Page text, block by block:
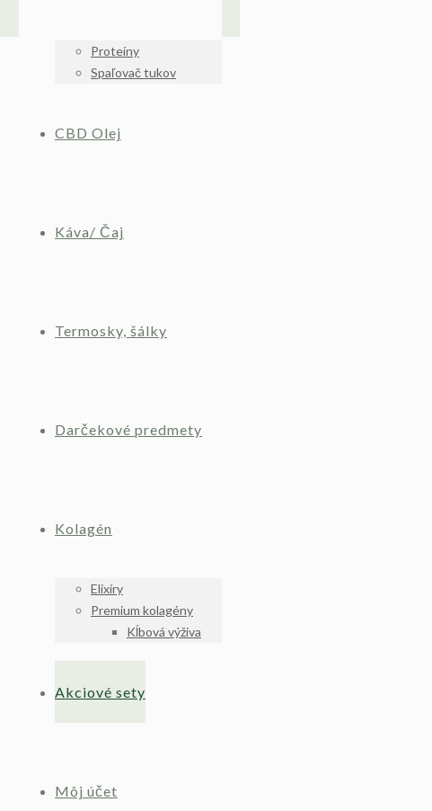
Proteíny
Spaľovač tukov
CBD Olej
Káva/ Čaj
Termosky, šálky
Darčekové predmety
Kolagén
Elixíry
Premium kolagény
Kĺbová výživa
Akciové sety
Môj účet